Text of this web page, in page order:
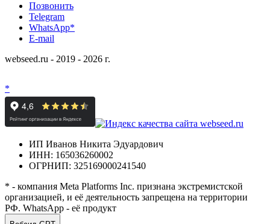
Позвонить
Telegram
WhatsApp*
E-mail
webseed.ru - 2019 - 2026 г.
*
ИП Иванов Никита Эдуардович
ИНН: 165036260002
ОГРНИП: 325169000241540
* - компания Meta Platforms Inc. признана экстремистской
организацией, и её деятельность запрещена на территории
РФ. WhatsApp - её продукт